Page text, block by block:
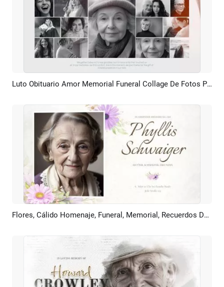
Previsualizar Crear IA Luto Obituario Amor Memorial Funeral Collage De Fotos Presentación De Recuerdos
Previsualizar Crear IA Flores, Cálido Homenaje, Funeral, Memorial, Recuerdos De Amor, Momento, Collage, Presentación De Fotos